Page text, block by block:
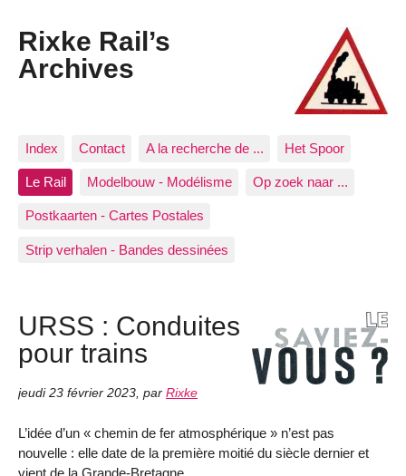
Rixke Rail’s
Archives
Index Contact A la recherche de ... Het Spoor
Le Rail Modelbouw - Modélisme Op zoek naar ...
Postkaarten - Cartes Postales
Strip verhalen - Bandes dessinées
URSS : Conduites
pour trains
jeudi 23 février 2023, par Rixke
L’idée d’un « chemin de fer atmosphérique » n’est pas
nouvelle : elle date de la première moitié du siècle dernier et
vient de la Grande-Bretagne.